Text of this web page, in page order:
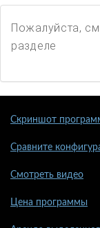
Пожалуйста,
разделе
Скриншот
Сравните
Смотреть видео
Цена программы